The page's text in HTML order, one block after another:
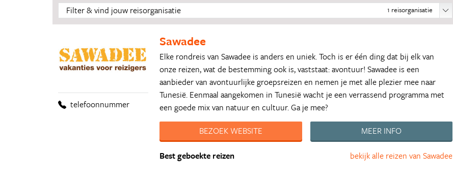
1 reisorganisatie
Filter & vind jouw reisorganisatie
telefoonnummer
Sawadee
Elke rondreis van Sawadee is anders en uniek. Toch is er één ding dat bij elk van
onze reizen, wat de bestemming ook is, vaststaat: avontuur! Sawadee is een
aanbieder van avontuurlijke groepsreizen en nemen je met alle plezier mee naar
Tunesië. Eenmaal aangekomen in Tunesië wacht je een verrassend programma met
een goede mix van natuur en cultuur. Ga je mee?
BEZOEK WEBSITE
MEER INFO
bekijk alle reizen van Sawadee
Best geboekte reizen